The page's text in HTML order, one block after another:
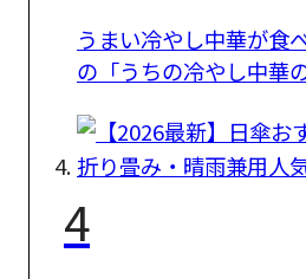
うまい冷やし中華が食
の「うちの冷やし中華
4